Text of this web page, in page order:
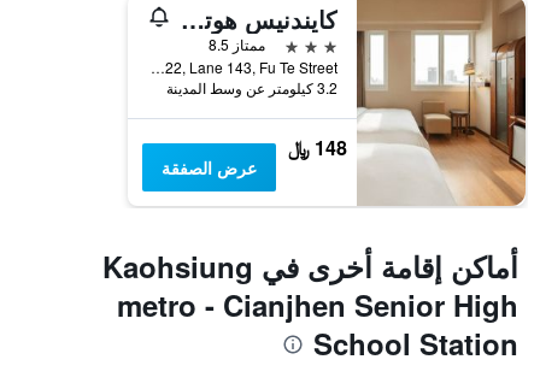
كايندنيس هوتل وو جيا
3 نجوم
ممتاز 8.5
No. 22, Lane 143, Fu Te Street, مدينة كاوهسيونغ, تايوان
3.2 كيلومتر عن وسط المدينة
148 ﷼
عرض الصفقة
أماكن إقامة أخرى في Kaohsiung
metro - Cianjhen Senior High
School Station